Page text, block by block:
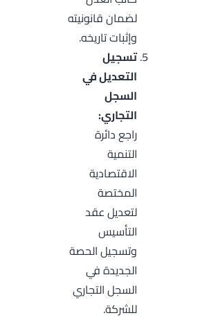
لضمان قانونيته
وإثبات تاريخه.
تسجيل
التعديل في
السجل
التجاري:
راجع دائرة
التنمية
الاقتصادية
المختصة
لتعديل عقد
التأسيس
وتسجيل الحصة
الجديدة في
السجل التجاري
للشركة.